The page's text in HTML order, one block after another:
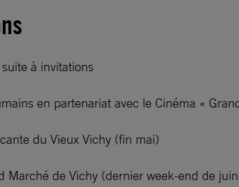
à invitations
en partenariat avec le Cinéma «
du Vieux Vichy (fin mai)
Marché de Vichy (dernier week-end de